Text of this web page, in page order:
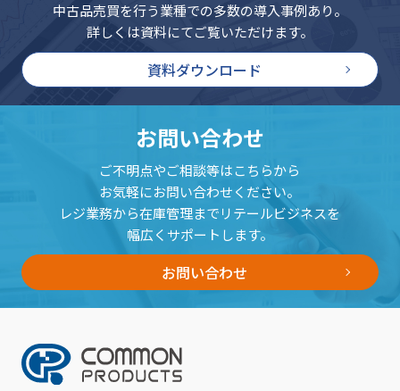
中古品売買を行う業種での多数の導入事例あり。
詳しくは資料にてご覧いただけます。
資料ダウンロード
お問い合わせ
ご不明点やご相談等はこちらから
お気軽にお問い合わせください。
レジ業務から在庫管理までリテールビジネスを
幅広くサポートします。
お問い合わせ